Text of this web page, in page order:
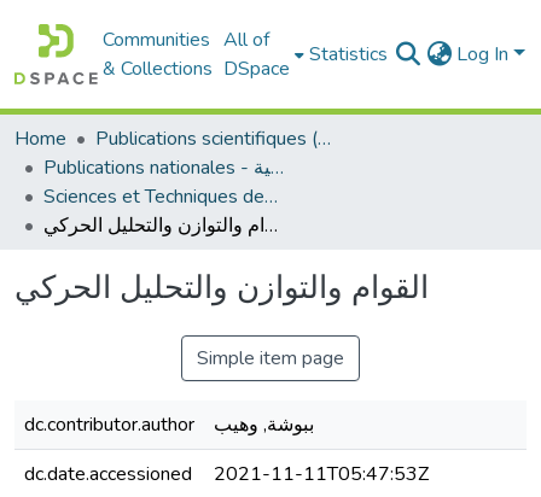
Communities
& Collections
All of
DSpace
Statistics Log In
Home
Publications scientifiques (Laboratoires)
Publications nationales - منشورات وطنية
Sciences et Techniques des Activités Physiques et Sportives - التربية البدنية و الرياضية
القوام والتوازن والتحليل الحركي
القوام والتوازن والتحليل الحركي
Simple item page
dc.contributor.author
ببوشة, وهيب
dc.date.accessioned
2021-11-11T05:47:53Z